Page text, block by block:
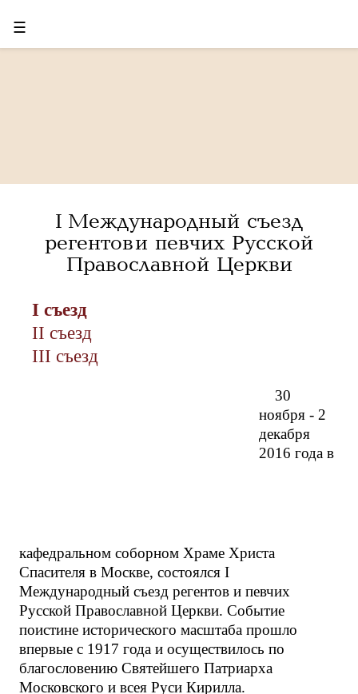
☰
I Международный съезд
регентов и певчих Русской
Православной Церкви
I съезд
II съезд
III съезд
30
ноября - 2
декабря
2016 года в
кафедральном соборном Храме Христа
Спасителя в Москве, состоялся I
Международный съезд регентов и певчих
Русской Православной Церкви. Событие
поистине исторического масштаба прошло
впервые с 1917 года и осуществилось по
благословению Святейшего Патриарха
Московского и всея Руси Кирилла.